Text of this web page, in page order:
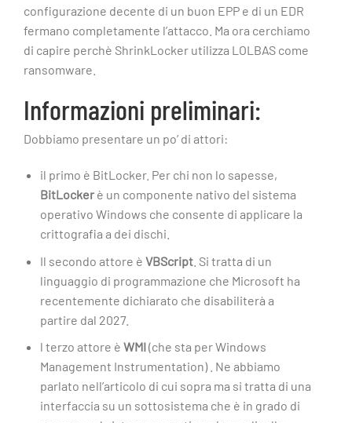
configurazione decente di un buon EPP e di un EDR
fermano completamente l’attacco. Ma ora cerchiamo
di capire perchè ShrinkLocker utilizza LOLBAS come
ransomware.
Informazioni preliminari:
Dobbiamo presentare un po’ di attori:
il primo è BitLocker. Per chi non lo sapesse,
BitLockerè un componente nativo del sistema
operativo Windows che consente di applicare la
crittografia a dei dischi.
Il secondo attore è VBScript. Si tratta di un
linguaggio di programmazione che Microsoft ha
recentemente dichiarato che disabiliterà a
partire dal 2027.
l terzo attore è WMI(che sta per Windows
Management Instrumentation) . Ne abbiamo
parlato nell’articolo di cui sopra ma si tratta di una
interfaccia su un sottosistema che è in grado di